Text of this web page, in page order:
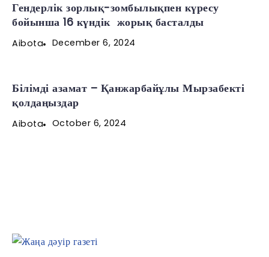
Гендерлік зорлық-зомбылықпен күресу
бойынша 16 күндік жорық басталды
Aibota December 6, 2024
Білімді азамат – Қанжарбайұлы Мырзабекті
қолдаңыздар
Aibota October 6, 2024